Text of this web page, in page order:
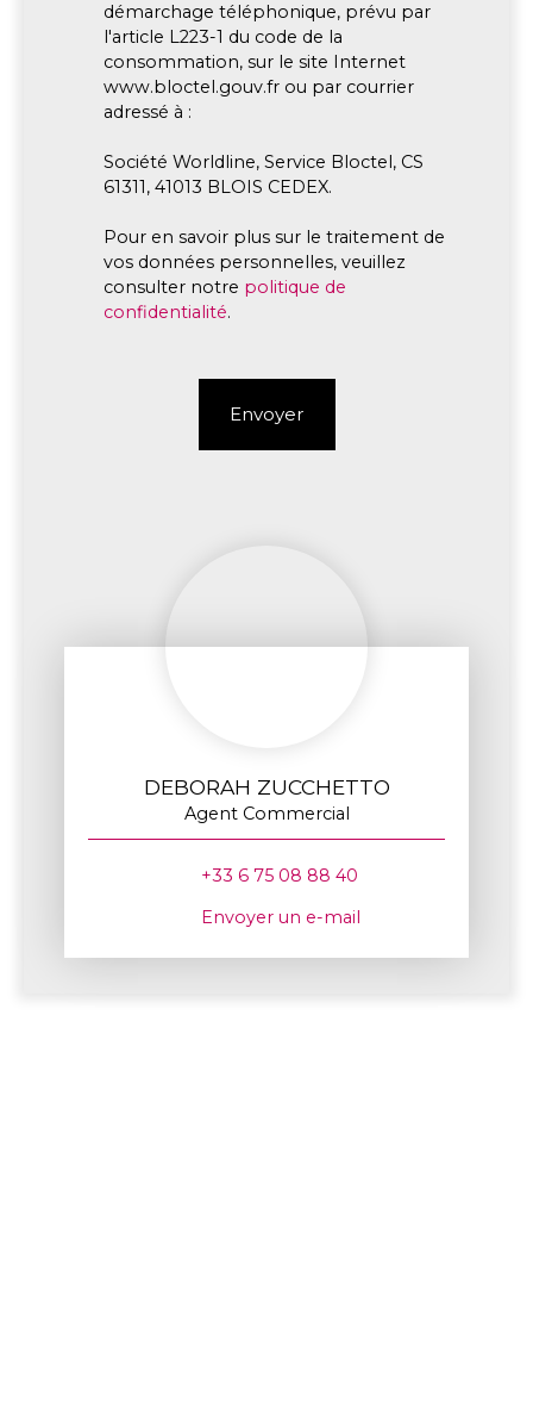
démarchage téléphonique, prévu par
l'article L223-1 du code de la
consommation, sur le site Internet
www.bloctel.gouv.fr ou par courrier
adressé à :
Société Worldline, Service Bloctel, CS
61311, 41013 BLOIS CEDEX.
Pour en savoir plus sur le traitement de
vos données personnelles, veuillez
consulter notre politique de
confidentialité.
Envoyer
DEBORAH ZUCCHETTO
Agent Commercial
+33 6 75 08 88 40
Envoyer un e-mail